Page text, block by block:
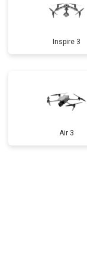
Inspire 3
Air 3